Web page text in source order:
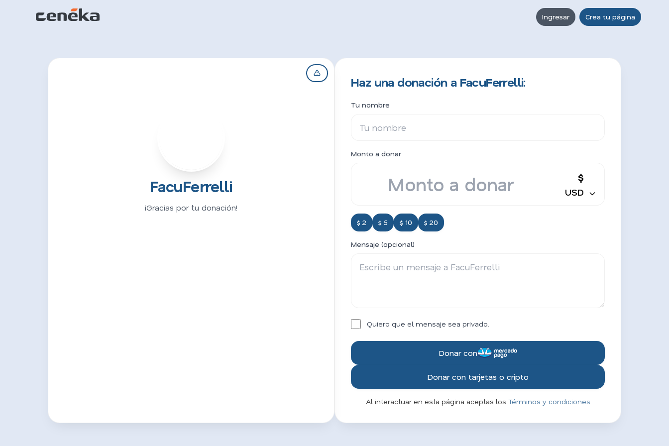
Ingresar Crea tu página
FacuFerrelli
¡Gracias por tu donación!
Haz una donación a FacuFerrelli:
Tu nombre
Monto a donar
$
USD
$ 2 $ 5 $ 10 $ 20
Mensaje (opcional)
Quiero que el mensaje sea privado.
Donar con
Donar con tarjetas o cripto
Al interactuar en esta página aceptas los Términos y condiciones